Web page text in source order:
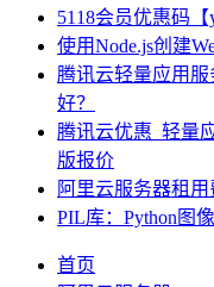
5118会员优惠码
使用Node.js创建
腾讯云轻量应用
好？
腾讯云优惠_轻量
版报价
阿里云服务器租
PIL库：Python图
首页